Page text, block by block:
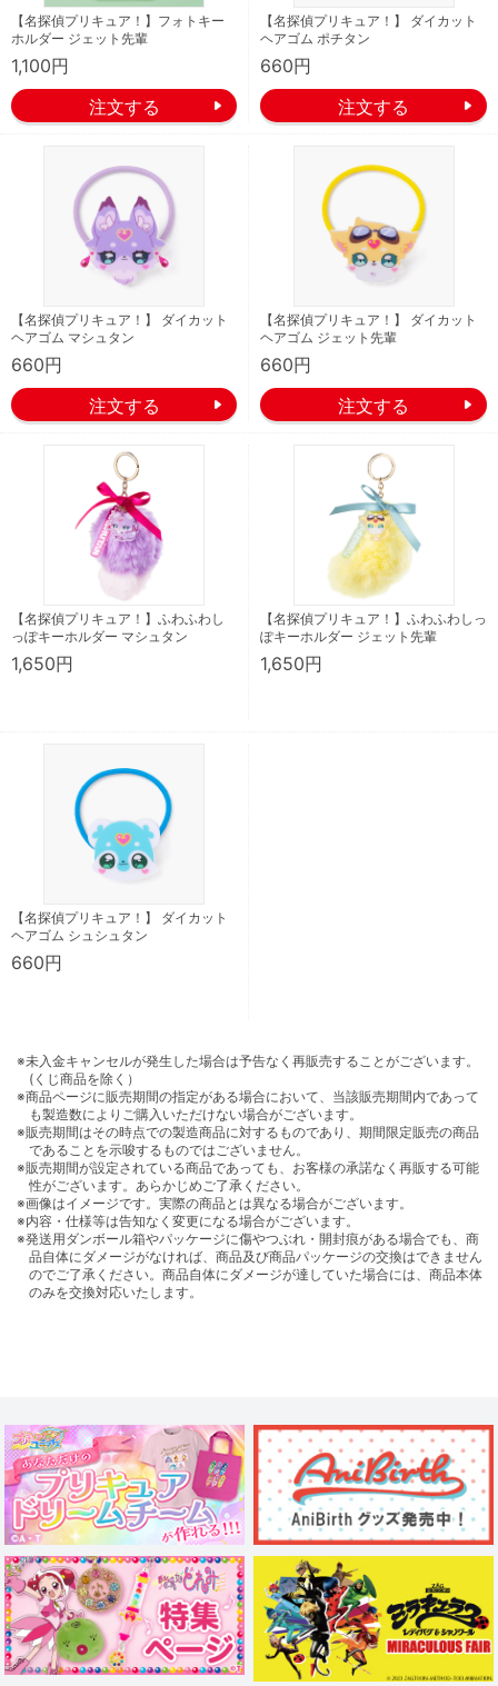
【名探偵プリキュア！】フォトキー
ホルダー ジェット先輩
1,100円
【名探偵プリキュア！】 ダイカット
ヘアゴム ポチタン
660円
【名探偵プリキュア！】 ダイカット
ヘアゴム マシュタン
660円
【名探偵プリキュア！】 ダイカット
ヘアゴム ジェット先輩
660円
【名探偵プリキュア！】ふわふわし
っぽキーホルダー マシュタン
1,650円
【名探偵プリキュア！】ふわふわしっ
ぽキーホルダー ジェット先輩
1,650円
【名探偵プリキュア！】 ダイカット
ヘアゴム シュシュタン
660円
※未入金キャンセルが発生した場合は予告なく再販売することがございます。
(くじ商品を除く）
※商品ページに販売期間の指定がある場合において、当該販売期間内であって
も製造数によりご購入いただけない場合がございます。
※販売期間はその時点での製造商品に対するものであり、期間限定販売の商品
であることを示唆するものではございません。
※販売期間が設定されている商品であっても、お客様の承諾なく再販する可能
性がございます。あらかじめご了承ください。
※画像はイメージです。実際の商品とは異なる場合がございます。
※内容・仕様等は告知なく変更になる場合がございます。
※発送用ダンボール箱やパッケージに傷やつぶれ・開封痕がある場合でも、商
品自体にダメージがなければ、商品及び商品パッケージの交換はできません
のでご了承ください。商品自体にダメージが達していた場合には、商品本体
のみを交換対応いたします。